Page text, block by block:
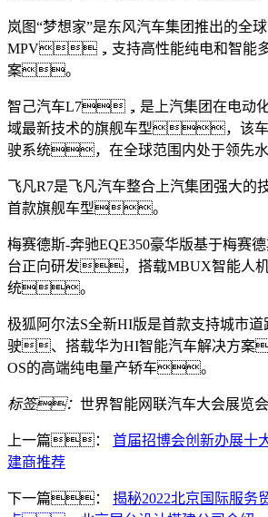
岚图“梦想家”是东风汽车集团推出的全
MPV，支持高性能纯电和智能多
案。
智己汽车L7，是上汽集团在电动
域最新技术的旗舰车型，该车
驶系统，在全球范围内处于领先
飞凡R7是飞凡汽车整合上汽集团强大的
首款旗舰车型。
梅赛德斯-奔驰EQE350豪华版基于梅赛
台正向研发，搭载MBUX智能人
统。
极狐阿尔法S全新HI版是首款支持城市道
驶、搭载华为HI智能汽车解决方
OS的高端纯电量产轿车。
标签： 世界智能网联汽车大会展览会
上一篇： 首届招博会创新办展
建商推荐
下一篇： 揭秘2022北京国际服务